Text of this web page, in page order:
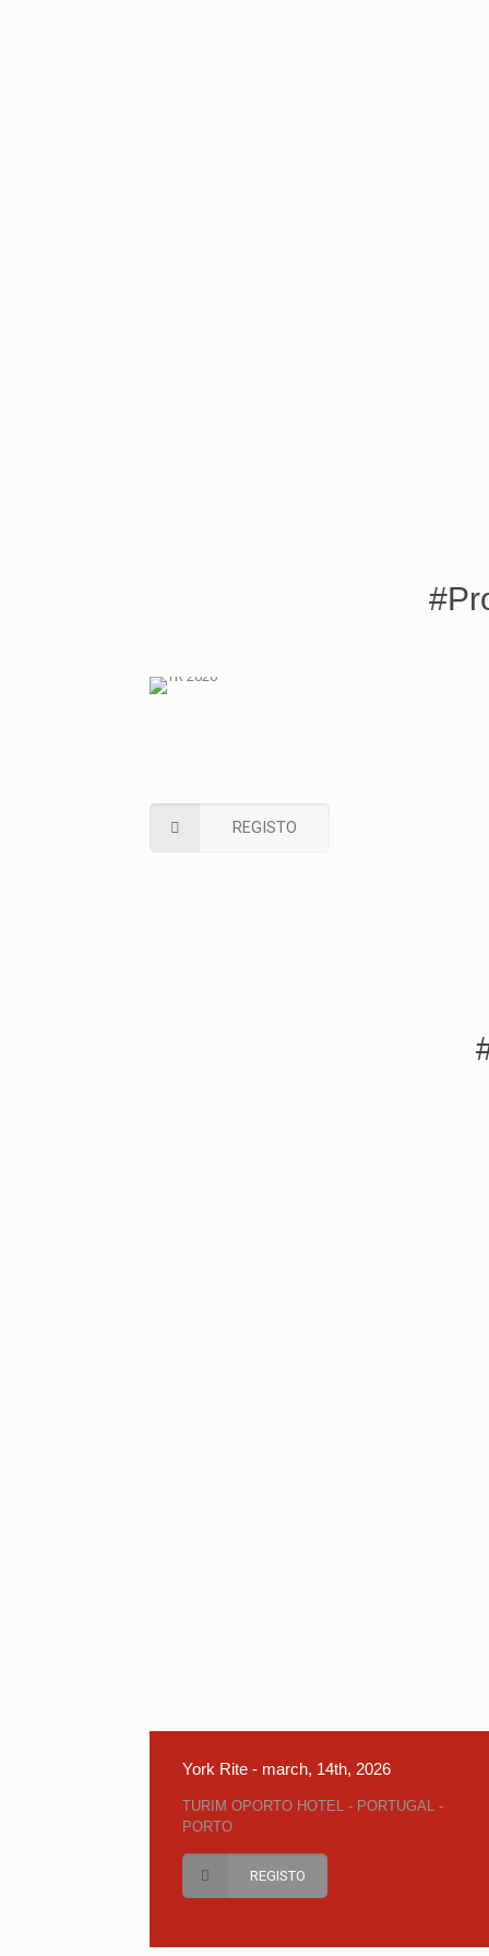
REGISTO
York Rite - march, 14th, 2026
TURIM OPORTO HOTEL - PORTUGAL -
PORTO
REGISTO